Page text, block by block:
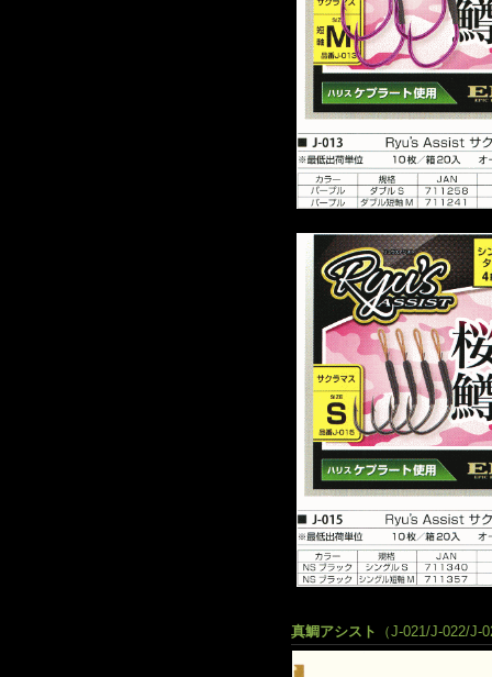
真鯛アシスト （J-021/J-022/J-